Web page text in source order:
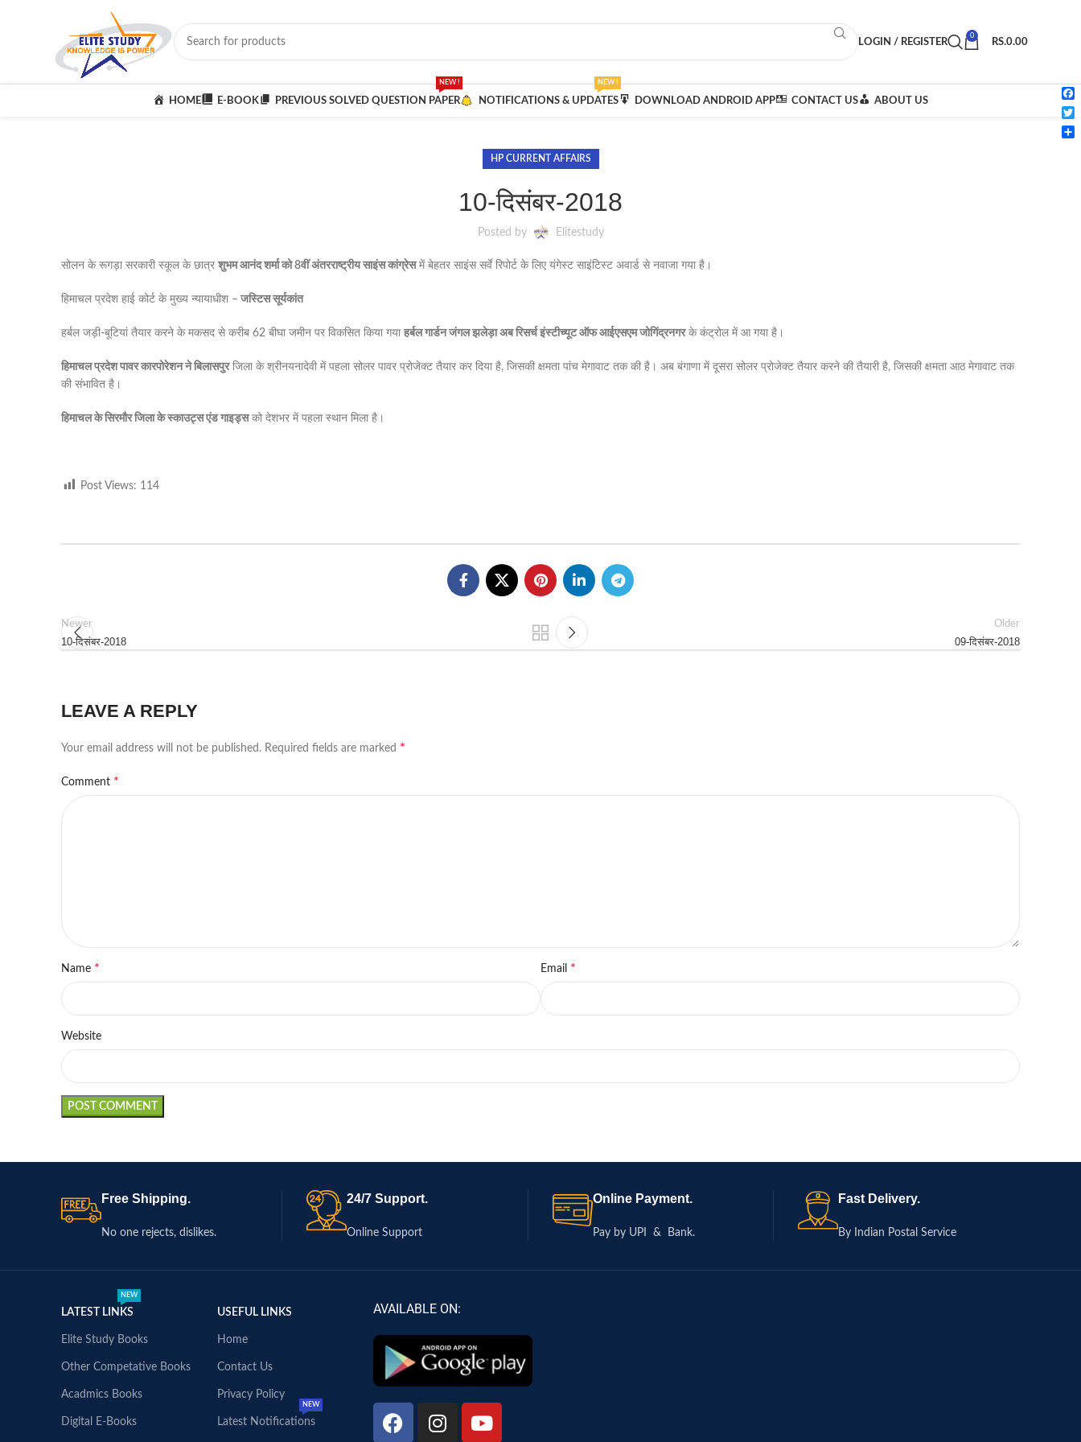
LOGIN / REGISTER
0
RS.0.00
HOME E-BOOK PREVIOUS SOLVED QUESTION PAPER
NEW !
NOTIFICATIONS & UPDATES
NEW !
DOWNLOAD ANDROID APP CONTACT US ABOUT US
HP CURRENT AFFAIRS
10-दिसंबर-2018
Posted by Elitestudy
सोलन के रूगड़ा सरकारी स्कूल के छात्र शुभम आनंद शर्मा को 8वीं अंतरराष्ट्रीय साइंस कांग्रेसमें बेहतर साइंस सर्वे रिपोर्ट के लिए यंगेस्ट साइंटिस्ट अवार्ड से नवाजा गया है।
हिमाचल प्रदेश हाई कोर्ट के मुख्य न्यायाधीश – जस्टिस सूर्यकांत
हर्बल जड़ी-बूटियां तैयार करने के मकसद से करीब 62 बीघा जमीन पर विकसित किया गया हर्बल गार्डन जंगल झलेड़ा अब रिसर्च इंस्टीच्यूट ऑफ आईएसएम जोगिंद्रनगरके कंट्रोल में आ गया है।
हिमाचल प्रदेश पावर कारपोरेशन ने बिलासपुरजिला के श्रीनयनादेवी में पहला सोलर पावर प्रोजेक्ट तैयार कर दिया है, जिसकी क्षमता पांच मेगावाट तक की है। अब बंगाणा में दूसरा सोलर प्रोजेक्ट तैयार करने की तैयारी है, जिसकी क्षमता आठ मेगावाट तक
की संभावित है।
हिमाचल के सिरमौर जिला के स्काउट्स एंड गाइड्सको देशभर में पहला स्थान मिला है।
Post Views: 114
Newer
10-दिसंबर-2018
Older
09-दिसंबर-2018
LEAVE A REPLY
Your email address will not be published. Required fields are marked *
Comment *
Name * Email *
Website
Free Shipping.
No one rejects, dislikes.
24/7 Support.
Online Support
Online Payment.
Pay by UPI & Bank.
Fast Delivery.
By Indian Postal Service
LATEST LINKS
NEW
Elite Study Books
Other Competative Books
Acadmics Books
Digital E-Books
USEFUL LINKS
Home
Contact Us
Privacy Policy
Latest Notifications
NEW
AVAILABLE ON: